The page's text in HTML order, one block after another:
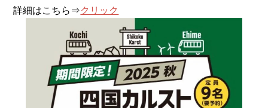
お問合せ
検索
詳細はこちら⇒クリック